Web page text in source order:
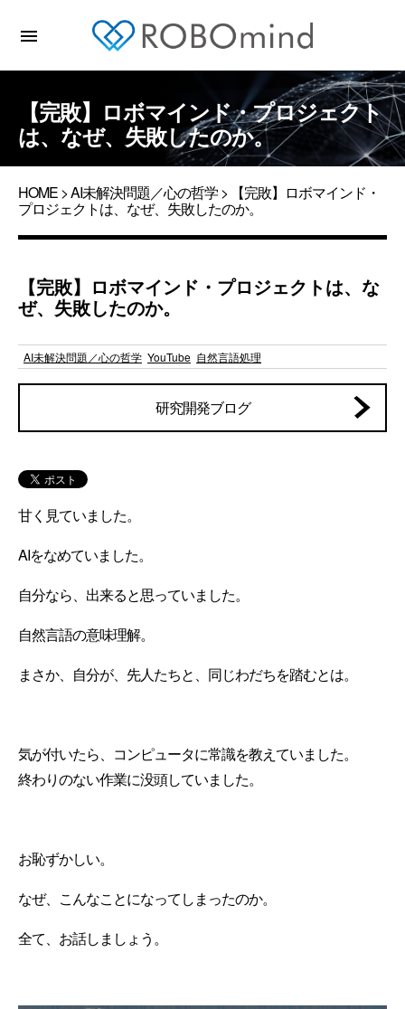
menu
【完敗】ロボマインド・プロジェクト
は、なぜ、失敗したのか。
HOME>AI未解決問題／心の哲学> 【完敗】ロボマインド・
プロジェクトは、なぜ、失敗したのか。
【完敗】ロボマインド・プロジェクトは、な
ぜ、失敗したのか。
AI未解決問題／心の哲学 YouTube 自然言語処理
研究開発ブログ
甘く見ていました。
AIをなめていました。
自分なら、出来ると思っていました。
自然言語の意味理解。
まさか、自分が、先人たちと、同じわだちを踏むとは。
気が付いたら、コンピュータに常識を教えていました。
終わりのない作業に没頭していました。
お恥ずかしい。
なぜ、こんなことになってしまったのか。
全て、お話しましょう。